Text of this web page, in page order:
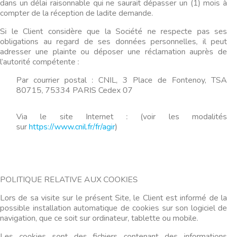
dans un délai raisonnable qui ne saurait dépasser un (1) mois à
compter de la réception de ladite demande.
Si le Client considère que la Société ne respecte pas ses
obligations au regard de ses données personnelles, il peut
adresser une plainte ou déposer une réclamation auprès de
l’autorité compétente :
Par courrier postal : CNIL, 3 Place de Fontenoy, TSA
80715, 75334 PARIS Cedex 07
Via le site Internet : (voir les modalités
surhttps://www.cnil.fr/fr/agir)
POLITIQUE RELATIVE AUX COOKIES
Lors de sa visite sur le présent Site, le Client est informé de la
possible installation automatique de cookies sur son logiciel de
navigation, que ce soit sur ordinateur, tablette ou mobile.